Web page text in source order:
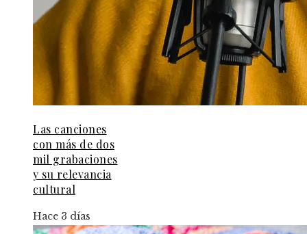
Las canciones
con más de dos
mil grabaciones
y su relevancia
cultural
Hace 3 días